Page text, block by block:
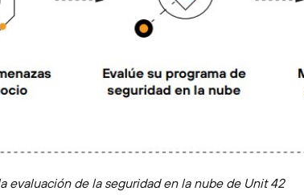
evaluación de la seguridad en la nube de Unit 42